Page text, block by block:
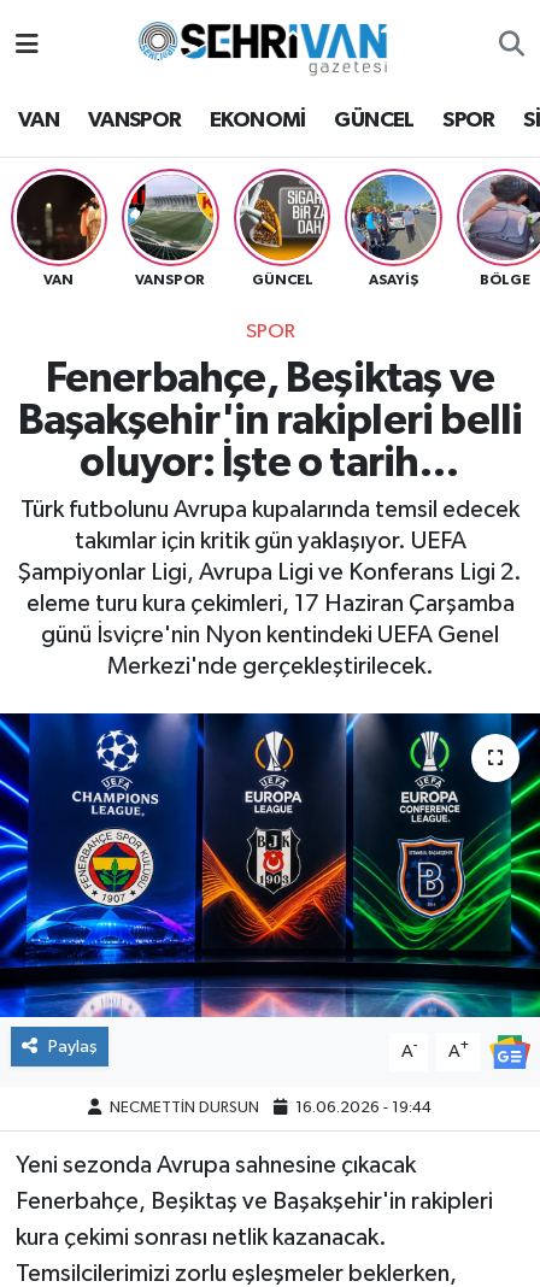
VAN VANSPOR EKONOMİ GÜNCEL SPOR
VAN VANSPOR GÜNCEL ASAYİŞ BÖLGE
SPOR
Fenerbahçe, Beşiktaş ve
Başakşehir'in rakipleri belli
oluyor: İşte o tarih…
Türk futbolunu Avrupa kupalarında temsil edecek
takımlar için kritik gün yaklaşıyor. UEFA
Şampiyonlar Ligi, Avrupa Ligi ve Konferans Ligi 2.
eleme turu kura çekimleri, 17 Haziran Çarşamba
günü İsviçre'nin Nyon kentindeki UEFA Genel
Merkezi'nde gerçekleştirilecek.
Paylaş A- A+
NECMETTİN DURSUN 16.06.2026 - 19:44
Yeni sezonda Avrupa sahnesine çıkacak
Fenerbahçe, Beşiktaş ve Başakşehir'in rakipleri
kura çekimi sonrası netlik kazanacak.
Temsilcilerimizi zorlu eşleşmeler beklerken,
Van Hava Durumu
VAN Namaz Vakitleri
Van Trafik Yoğunluk Haritası
Süper Lig Puan Durumu ve Fikstür
Tüm Manşetler
Son Dakika Haberleri
Haber Arşivi